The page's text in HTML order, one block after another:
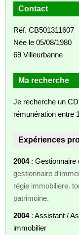
Contact
Réf. CB501311607
Née le 05/08/1980
69 Villeurbanne
Ma recherche
Je recherche un
rémunération entre
Expériences
2004: Gestionnaire
gestionnaire
régie immobiliere.
patrimoine.
2004: Assistant /
immobilier